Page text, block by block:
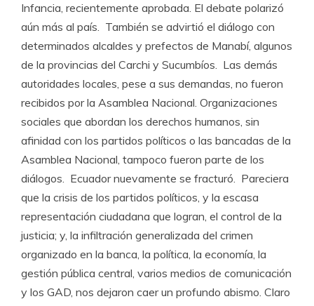
Infancia, recientemente aprobada. El debate polarizó
aún más al país. También se advirtió el diálogo con
determinados alcaldes y prefectos de Manabí, algunos
de la provincias del Carchi y Sucumbíos. Las demás
autoridades locales, pese a sus demandas, no fueron
recibidos por la Asamblea Nacional. Organizaciones
sociales que abordan los derechos humanos, sin
afinidad con los partidos políticos o las bancadas de la
Asamblea Nacional, tampoco fueron parte de los
diálogos. Ecuador nuevamente se fracturó. Pareciera
que la crisis de los partidos políticos, y la escasa
representación ciudadana que logran, el control de la
justicia; y, la infiltración generalizada del crimen
organizado en la banca, la política, la economía, la
gestión pública central, varios medios de comunicación
y los GAD, nos dejaron caer un profundo abismo. Claro